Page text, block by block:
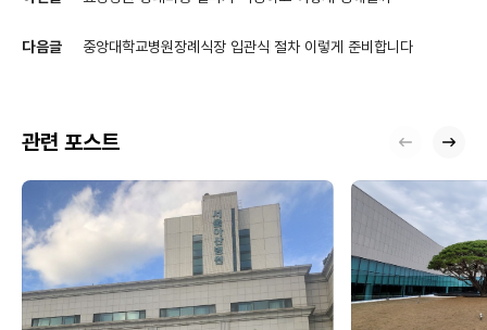
다음글 중앙대학교병원장례식장 입관식 절차 이렇게 준비합니다
관련 포스트